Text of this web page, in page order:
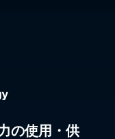
の使用・供